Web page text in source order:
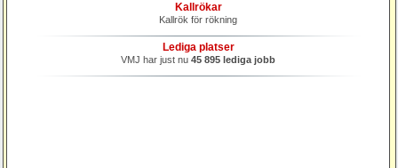
Kallrökar
Kallrök för rökning
Lediga platser
VMJ har just nu45 895 lediga jobb